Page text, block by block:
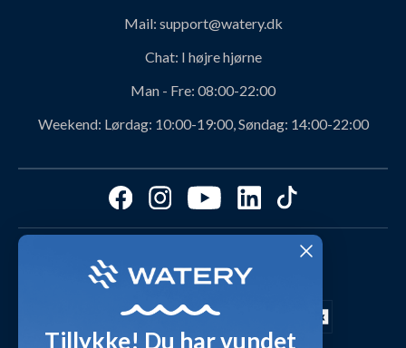
Retur og ombytning
Rabatkoder
Produktanbefalinger fra Watery
Størrelsesguides
Cookies & præferencer
Video studio
Shop outfits fra kunder
Om Watery produkter
Personerne bag Watery
Svømmeklub-aftaler
Affiliate program
Fordele hos Watery
Kundeanmeldelser
FAQ - Mest stillede spørgsmål
Mail: support@watery.dk
Chat: I højre hjørne
Man - Fre: 08:00-22:00
Weekend: Lørdag: 10:00-19:00, Søndag: 14:00-22:00
Dag-til-dag levering med
Tillykke! Du har vundet